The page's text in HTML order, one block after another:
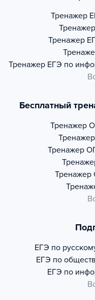
Тренажер
Тренажер
Тренажер
Тренажер ЕГЭ по
Бесплатный
Тренажер
Тренажер
Тренажер
Тренажер
ЕГЭ по
ЕГЭ по
ЕГЭ по